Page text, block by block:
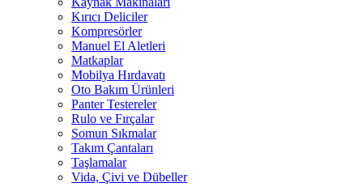
Kırıcı Deliciler
Kompresörler
Manuel El Aletleri
Matkaplar
Mobilya Hırdavatı
Oto Bakım Ürünleri
Panter Testereler
Rulo ve Fırçalar
Somun Sıkmalar
Takım Çantaları
Taşlamalar
Vida, Çivi ve Dübeller